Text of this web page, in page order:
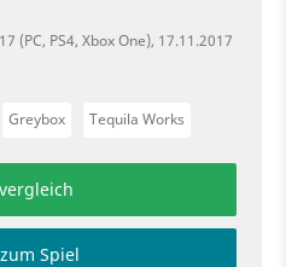
(PC, PS4, Xbox One), 17.11.2017
Greybox Tequila Works
Spiel